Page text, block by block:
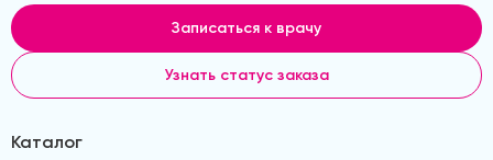
Записаться к врачу
Узнать статус заказа
Каталог